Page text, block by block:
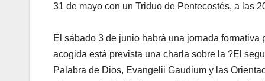
31 de mayo con un Triduo de Pentecostés, a las
El sábado 3 de junio habrá una jornada
acogida está prevista una charla sobre la ?El
Palabra de Dios, Evangelii Gaudium y las